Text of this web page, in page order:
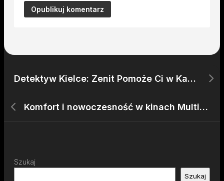
Detektyw Kielce: Zenit Pomoże Ci w Każdej Sprawie
Komfort i nowoczesność w kinach Multikino
Szukaj
Szukaj